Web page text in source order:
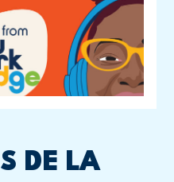
DE LA